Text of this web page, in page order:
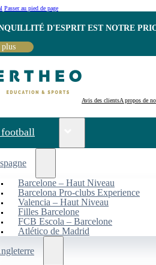
Passer au pied de page
D'ESPRIT EST NOTRE
Avis des clientsA propos de
football
Barcelone – Haut Niveau
Barcelona Pro-clubs Experience
Valencia – Haut Niveau
Filles Barcelone
FCB Escola – Barcelone
Atlético de Madrid